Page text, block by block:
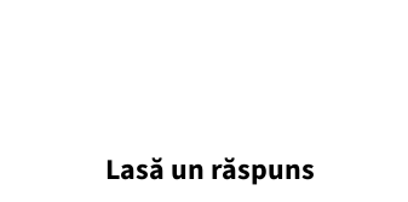
Lasă un răspuns